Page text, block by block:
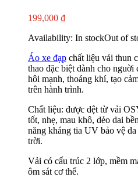
199,000 ₫
Availability: In stockOut of
Áo xe đạp chất liệu vải thun
thao đặc biệt dành cho nguời
hôi mạnh, thoáng khí, tạo
trên hành trình.
Chất liệu: được dệt từ vải
tốt, nhẹ, mau khô, dẻo dai
năng kháng tia UV bảo vệ
trời.
Vải có cấu trúc 2 lớp, mềm
ôm sát cơ thể.